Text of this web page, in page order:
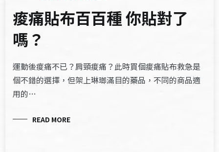
痠痛貼布百百種 你貼對了
嗎？
運動後痠痛不已？肩頸痠痛？此時買個痠痛貼布救急是
個不錯的選擇，但架上琳瑯滿目的藥品，不同的商品適
用的…
READ MORE